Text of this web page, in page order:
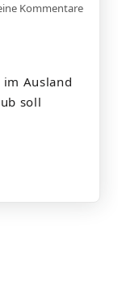
Kommentare
Ausland
soll